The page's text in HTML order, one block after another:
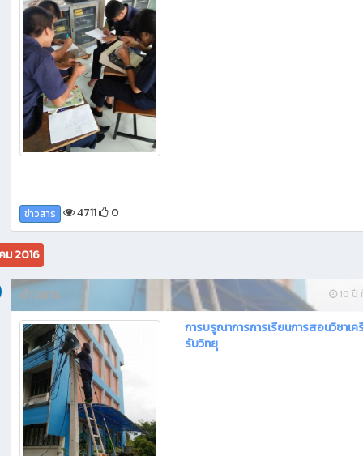
ข่าวสาร 4711 0
ม 2016
10 ปี
ข่าวสาร
การบรูณาการการเรียนการสอนวิชาเค
รับวิทยุ